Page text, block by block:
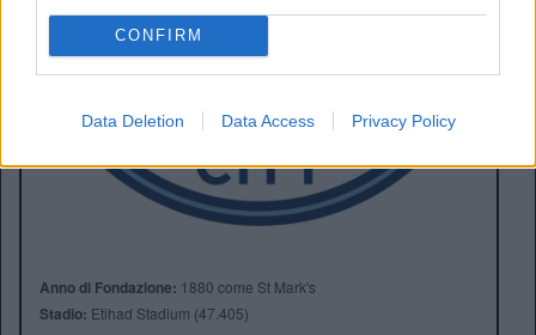
CONFIRM
Data Deletion Data Access Privacy Policy
Anno di Fondazione: 1880 come St Mark's
Stadio: Etihad Stadium (47.405)